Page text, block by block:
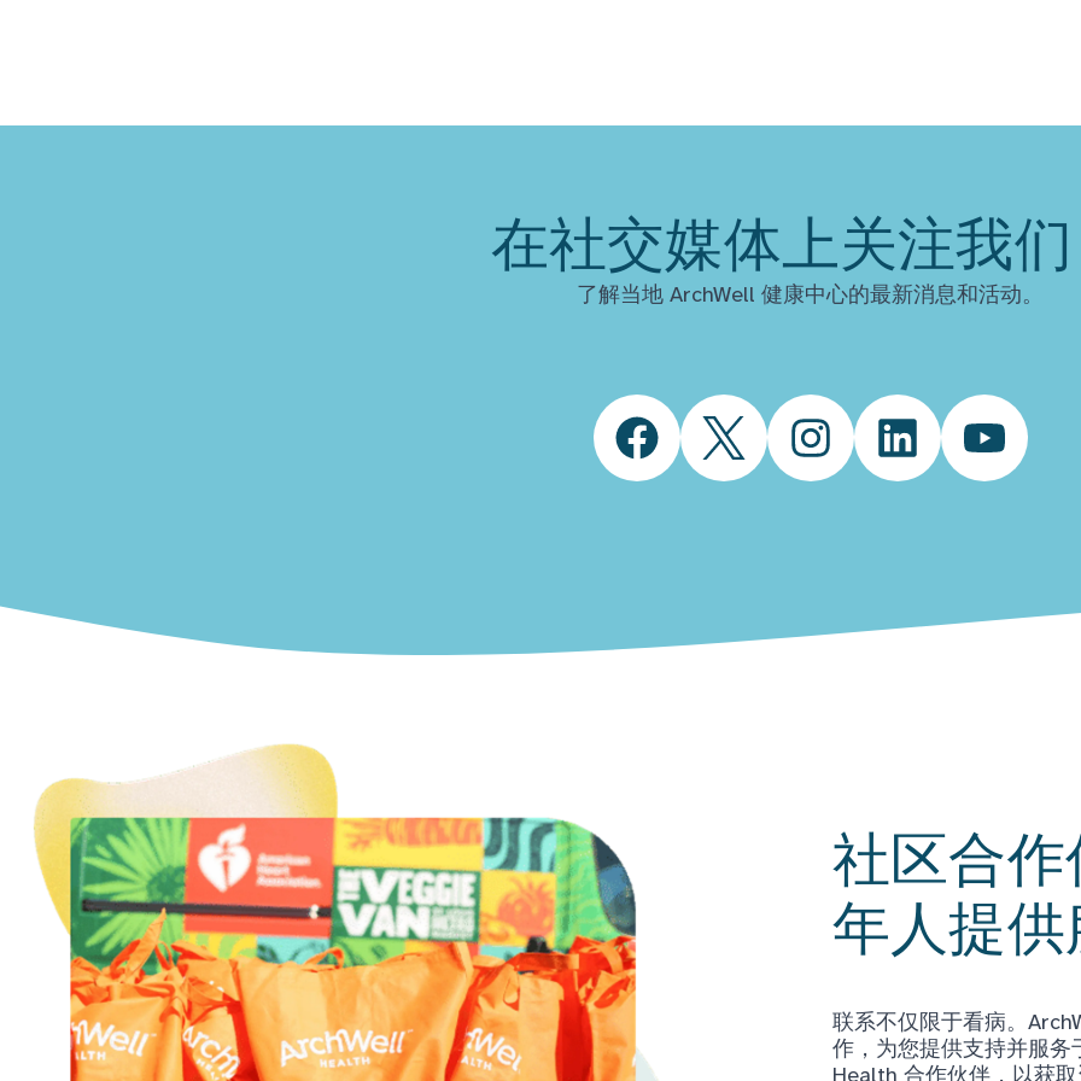
在社交媒体上关注我
了解当地 ArchWell 健康中心的最新消息和活动。
FacebookTwitter InstagramLinkedIn YouTube
社区合
年人提供
联系不仅限于看病。
作，为您提供支持并服务
Health 合作伙伴，以获